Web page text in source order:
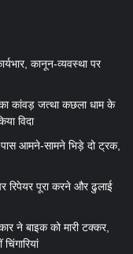
कानून-व्यवस्था पर
कांवड़ जत्था कछला धाम के
विदा
आमने-सामने भिड़े दो ट्रक,
रिपेयर पूरा करने और ढुलाई
ने बाइक को मारी टक्कर,